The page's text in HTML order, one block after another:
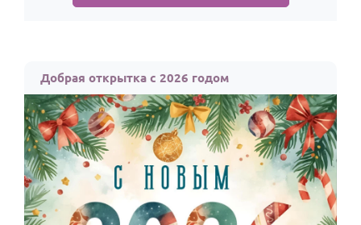
Добрая открытка с 2026 годом